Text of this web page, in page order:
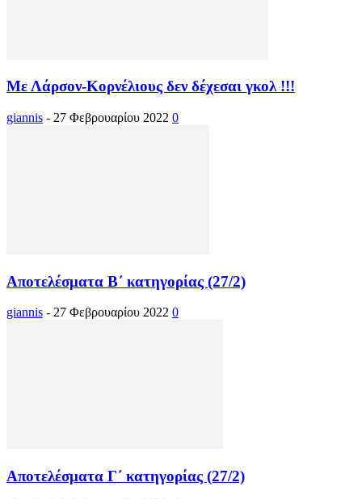
Με Λάρσον-Κορνέλιους δεν δέχεσαι γκολ !!!
giannis - 27 Φεβρουαρίου 2022 0
Αποτελέσματα Β΄ κατηγορίας (27/2)
giannis - 27 Φεβρουαρίου 2022 0
Αποτελέσματα Γ΄ κατηγορίας (27/2)